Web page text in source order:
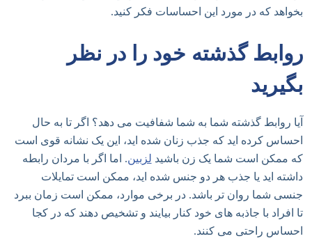
بخواهد که در مورد این احساسات فکر کنید.
روابط گذشته خود را در نظر
بگیرید
آیا روابط گذشته شما به شما شفافیت می دهد؟ اگر تا به حال
احساس کرده اید که جذب زنان شده اید، این یک نشانه قوی است
که ممکن است شما یک زن باشید لزبین. اما اگر با مردان رابطه
داشته اید یا جذب هر دو جنس شده اید، ممکن است تمایلات
جنسی شما روان تر باشد. در برخی موارد، ممکن است زمان ببرد
تا افراد با جاذبه های خود کنار بیایند و تشخیص دهند که در کجا
احساس راحتی می کنند.